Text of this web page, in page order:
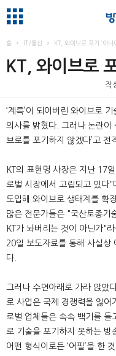
홈 IT/통신 KT, 와이브로 포기 ‘아니
KT, 와이브로
작
‘계륵’이 되어버린 와이브로
의사를 밝혔다. 그러나 논란이
브로를 포기하지 않겠다’고 전
KT의 표현명 사장은 지난 17
로벌 시장에서 고립되고 있다"
도입해 와이브로 생태계를 확
많은 전문가들은 "국산토종기
KT가 놔버리는 것이 아닌가"
20일 보도자료를 통해 사실상
다.
그러나 수면아래로 가라 앉았
로 사업은 국제 경쟁력을 잃어
로벌 업체들은 속속 백기를 들
로 기술을 포기하지 못하는 방
어떤 형식이로든 ‘어필’을 한